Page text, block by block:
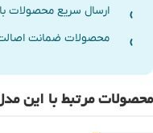
ارسال سریع محصولات
محصولات ضمانت اصالت
محصولات مرتبط با این